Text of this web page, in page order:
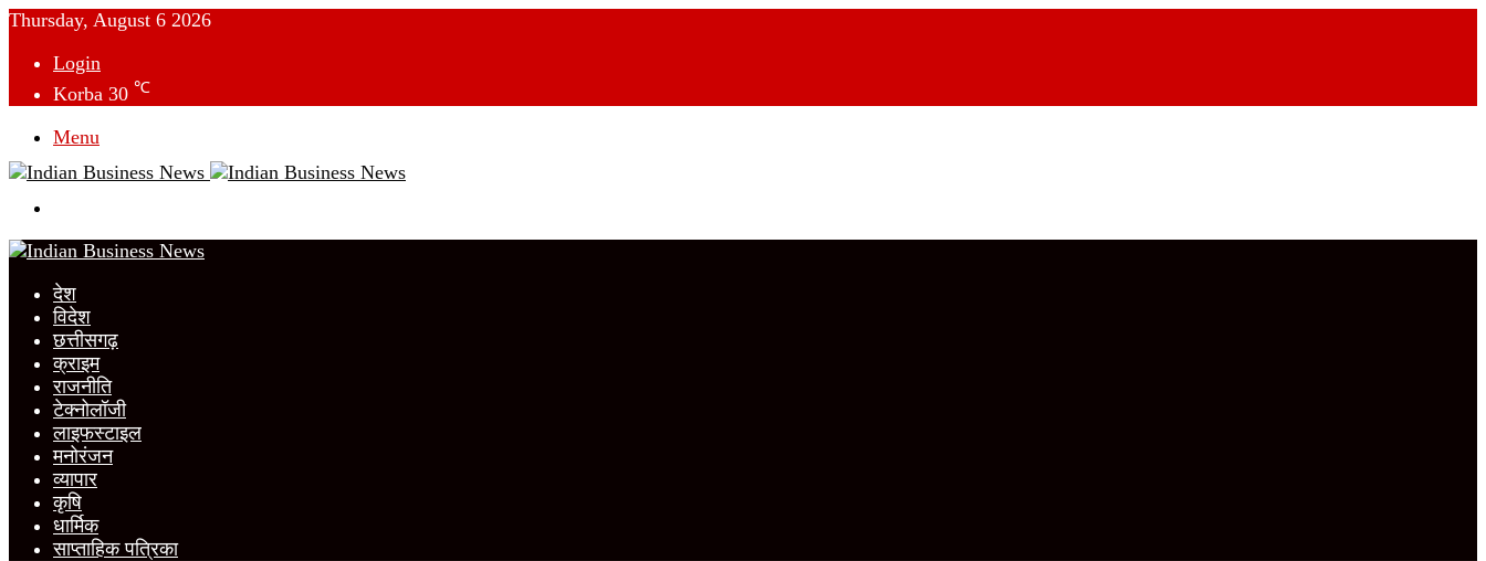
Thursday, August 6 2026
Login
Korba 30 ℃
Menu
देश
विदेश
छत्तीसगढ़
क्राइम
राजनीति
टेक्नोलॉजी
लाइफस्टाइल
मनोरंजन
व्यापार
कृषि
धार्मिक
साप्ताहिक पत्रिका